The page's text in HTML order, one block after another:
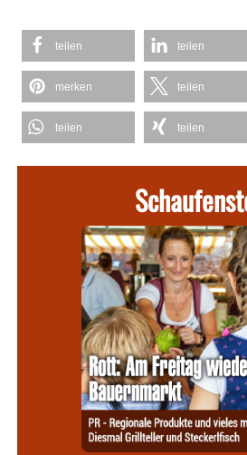
teilen teilen
merken teilen
teilen teilen